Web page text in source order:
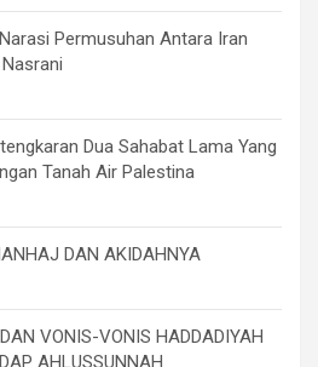
Permusuhan Antara Iran
Dua Sahabat Lama Yang
Tanah Air Palestina
DAN AKIDAHNYA
VONIS-VONIS HADDADIYAH
AHLUSSUNNAH